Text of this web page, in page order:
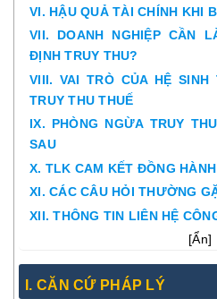
VI. HẬU QUẢ TÀI CHÍNH KHI
VII. DOANH NGHIỆP CẦN
ĐỊNH TRUY THU?
VIII. VAI TRÒ CỦA HỆ
TRUY THU THUẾ
IX. PHÒNG NGỪA TRUY
SAU
X. TLK CAM KẾT ĐỒNG
XI. CÁC CÂU HỎI THƯỜNG
XII. THÔNG TIN LIÊN HỆ
[Ẩn]
I. CĂN CỨ PHÁP LÝ